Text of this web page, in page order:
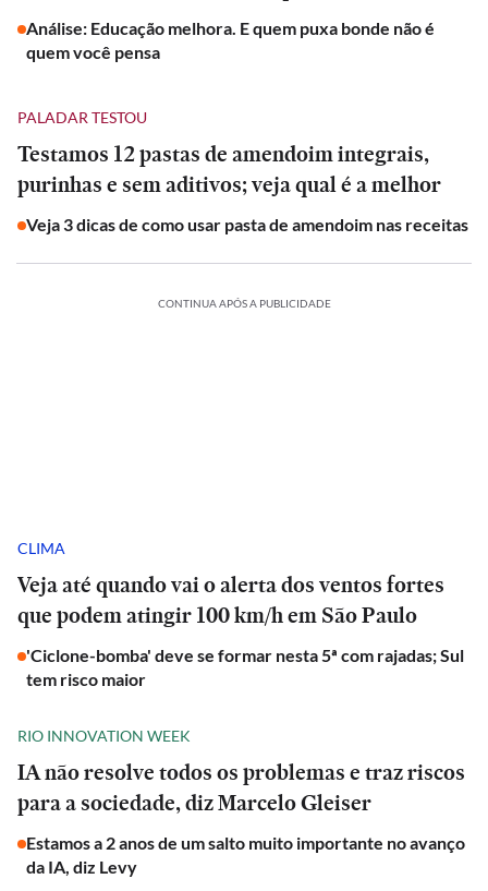
Análise: Educação melhora. E quem puxa bonde não é
quem você pensa
PALADAR TESTOU
Testamos 12 pastas de amendoim integrais,
purinhas e sem aditivos; veja qual é a melhor
Veja 3 dicas de como usar pasta de amendoim nas receitas
CONTINUA APÓS A PUBLICIDADE
CLIMA
Veja até quando vai o alerta dos ventos fortes
que podem atingir 100 km/h em São Paulo
'Ciclone-bomba' deve se formar nesta 5ª com rajadas; Sul
tem risco maior
RIO INNOVATION WEEK
IA não resolve todos os problemas e traz riscos
para a sociedade, diz Marcelo Gleiser
Estamos a 2 anos de um salto muito importante no avanço
da IA, diz Levy